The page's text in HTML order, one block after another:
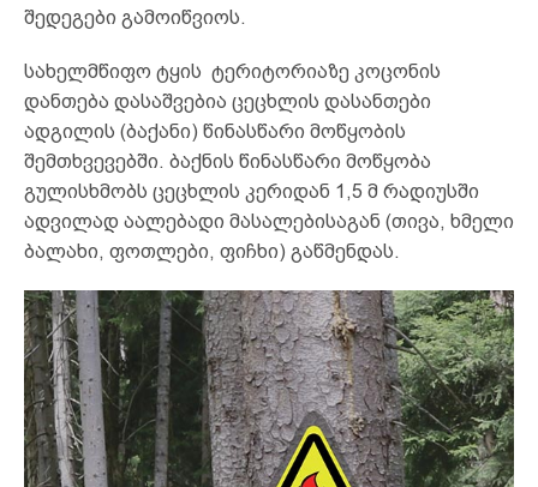
შედეგები გამოიწვიოს.
სახელმწიფო ტყის ტერიტორიაზე კოცონის
დანთება დასაშვებია ცეცხლის დასანთები
ადგილის (ბაქანი) წინასწარი მოწყობის
შემთხვევებში. ბაქნის წინასწარი მოწყობა
გულისხმობს ცეცხლის კერიდან 1,5 მ რადიუსში
ადვილად აალებადი მასალებისაგან (თივა, ხმელი
ბალახი, ფოთლები, ფიჩხი) გაწმენდას.